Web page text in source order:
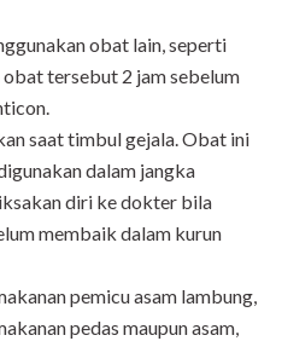
obat lain, seperti
tersebut 2 jam sebelum
saat timbul gejala. Obat ini
dalam jangka
diri ke dokter bila
membaik dalam kurun
pemicu asam lambung,
pedas maupun asam,